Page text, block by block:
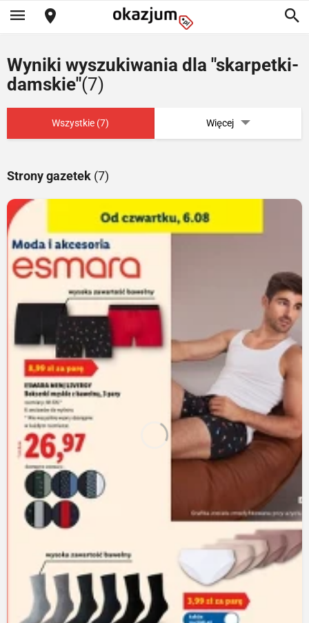
Wyniki wyszukiwania dla "skarpetki-
damskie"(7)
Wszystkie (7) Więcej
Strony gazetek (7)